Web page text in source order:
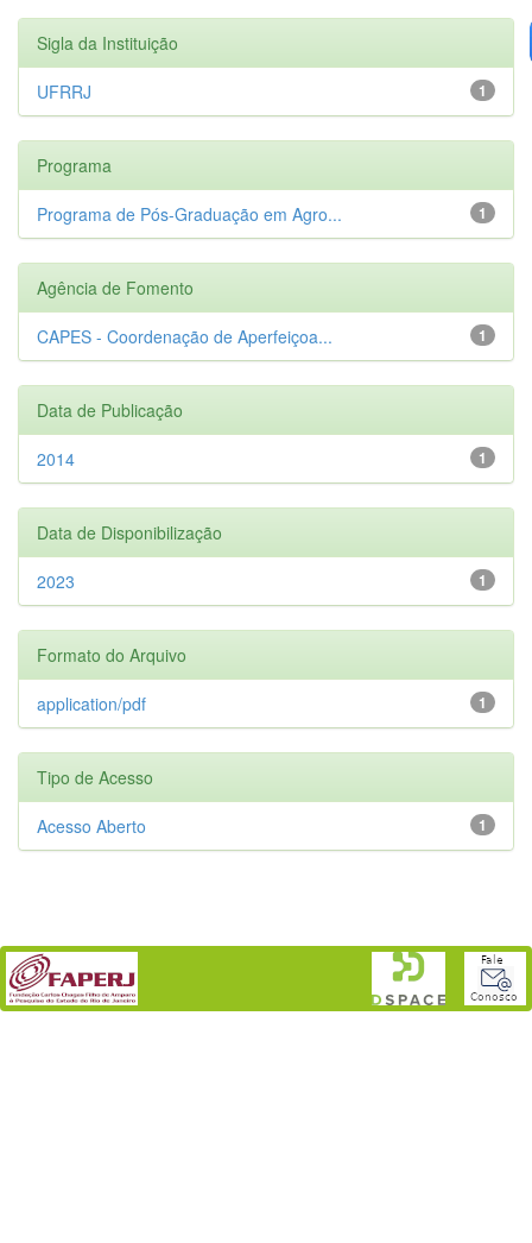
Sigla da Instituição
1
UFRRJ
Programa
1
Programa de Pós-Graduação em Agro...
Agência de Fomento
1
CAPES - Coordenação de Aperfeiçoa...
Data de Publicação
1
2014
Data de Disponibilização
1
2023
Formato do Arquivo
1
application/pdf
Tipo de Acesso
1
Acesso Aberto